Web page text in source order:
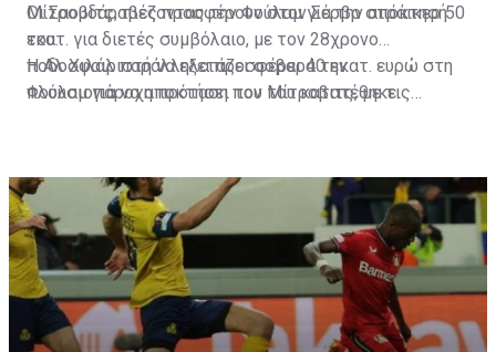
Μίτροβιτς, πιέζοντας την Φούλαμ για την απόκτησή
του.
Οι Σαουδάραβες προσφέρουν στον Σέρβο στράικερ 50
εκατ. για διετές συμβόλαιο, με τον 28χρονο
ποδοσφαιριστή να εξετάζει σοβαρά την
πλουσιοπάροχη πρόταση που του κατατέθηκε.
Η Αλ Χιλάλ παράλληλα προσφέρει 40 εκατ. ευρώ στη
Φούλαμ για να αποκτήσει τον Μίτροβιτς, με τις